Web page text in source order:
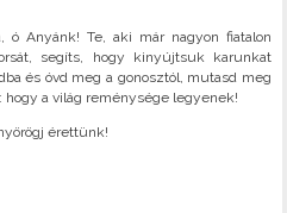
ó Anyánk! Te, aki már nagyon fiatalon
segíts, hogy kinyújtsuk karunkat
és óvd meg a gonosztól, mutasd meg
a világ reménysége legyenek!
érettünk!